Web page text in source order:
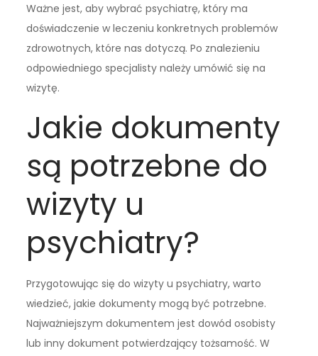
Ważne jest, aby wybrać psychiatrę, który ma
doświadczenie w leczeniu konkretnych problemów
zdrowotnych, które nas dotyczą. Po znalezieniu
odpowiedniego specjalisty należy umówić się na
wizytę.
Jakie dokumenty
są potrzebne do
wizyty u
psychiatry?
Przygotowując się do wizyty u psychiatry, warto
wiedzieć, jakie dokumenty mogą być potrzebne.
Najważniejszym dokumentem jest dowód osobisty
lub inny dokument potwierdzający tożsamość. W